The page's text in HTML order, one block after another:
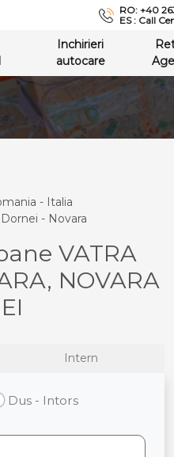
RO: +40
ES : Call
Inchirieri
autocare
- Italia
- Novara
VATRA
NOVARA
Intern
Dus - Intors